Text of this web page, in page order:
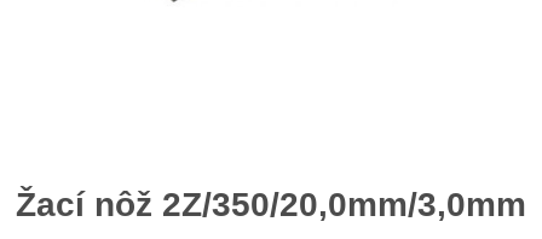
Žací nôž 2Z/350/20,0mm/3,0mm